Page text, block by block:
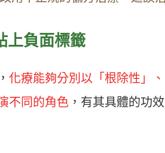
上負面標籤
化療能夠分別以「根除性」
不同的角色 ，有其具體的功